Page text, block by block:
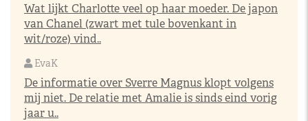
Wat lijkt Charlotte veel op haar moeder. De japon
van Chanel (zwart met tule bovenkant in
wit/roze) vind..
EvaK
De informatie over Sverre Magnus klopt volgens
mij niet. De relatie met Amalie is sinds eind vorig
jaar u..